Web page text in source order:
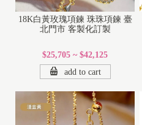
18K白黃玫瑰項鍊 珠珠項鍊 臺
北門市 客製化訂製
$25,705 ~ $42,125
add to cart